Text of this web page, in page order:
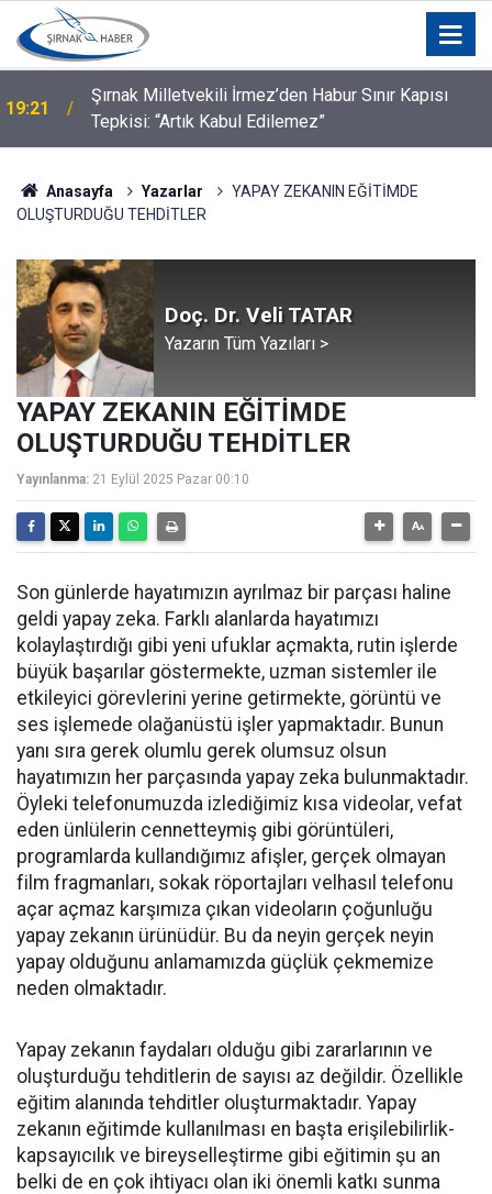
18:47 7 Ağustos Şırnak'ta Günün Öne Çıkan Haberleri
Anasayfa Yazarlar
YAPAY ZEKANIN EĞİTİMDE
OLUŞTURDUĞU TEHDİTLER
Doç. Dr. Veli TATAR
Yazarın Tüm Yazıları >
YAPAY ZEKANIN EĞİTİMDE
OLUŞTURDUĞU TEHDİTLER
Yayınlanma: 21 Eylül 2025 Pazar 00:10
Son günlerde hayatımızın ayrılmaz bir parçası haline
geldi yapay zeka. Farklı alanlarda hayatımızı
kolaylaştırdığı gibi yeni ufuklar açmakta, rutin işlerde
büyük başarılar göstermekte, uzman sistemler ile
etkileyici görevlerini yerine getirmekte, görüntü ve
ses işlemede olağanüstü işler yapmaktadır. Bunun
yanı sıra gerek olumlu gerek olumsuz olsun
hayatımızın her parçasında yapay zeka bulunmaktadır.
Öyleki telefonumuzda izlediğimiz kısa videolar, vefat
eden ünlülerin cennetteymiş gibi görüntüleri,
programlarda kullandığımız afişler, gerçek olmayan
film fragmanları, sokak röportajları velhasıl telefonu
açar açmaz karşımıza çıkan videoların çoğunluğu
yapay zekanın ürünüdür. Bu da neyin gerçek neyin
yapay olduğunu anlamamızda güçlük çekmemize
neden olmaktadır.
Yapay zekanın faydaları olduğu gibi zararlarının ve
oluşturduğu tehditlerin de sayısı az değildir. Özellikle
eğitim alanında tehditler oluşturmaktadır. Yapay
zekanın eğitimde kullanılması en başta erişilebilirlik-
kapsayıcılık ve bireyselleştirme gibi eğitimin şu an
belki de en çok ihtiyacı olan iki önemli katkı sunma